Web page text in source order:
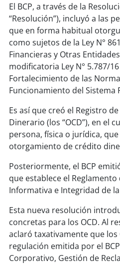
El BCP, a través de la
“Resolución”), incluyó a las
que en forma habitual
como sujetos de la Ley N°
Financieras y Otras
modificatoria Ley N° 5.787/
Fortalecimiento de las
Funcionamiento del Sistema
Es así que creó el Registro
Dinerario (los “OCD”), en el
persona, física o jurídica,
otorgamiento de crédito
Posteriormente, el BCP
que establece el
Informativa e Integridad de
Esta nueva resolución
concretas para los OCD. Al
aclaró taxativamente que los
regulación emitida por el
Corporativo, Gestión de